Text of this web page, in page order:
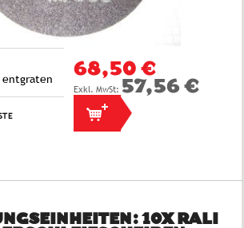
entgraten
68,50 €
57,56 €
10X RALI